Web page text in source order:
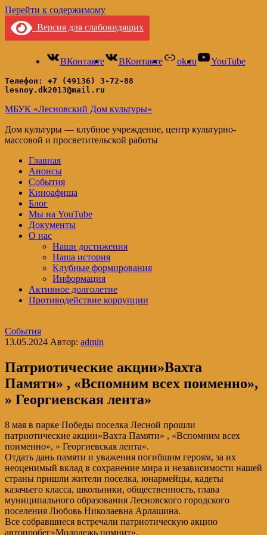
Перейти к содержимому
Версия для слабовидящих
ВКонтакте ВКонтакте ok.ru YouTube
Телефон: +7 (49136) 3-72-88
lesnoy.dk2013@mail.ru
МБУК «Лесновский Дом культуры»
Дом культуры — клубное учреждение, центр культурно-
массовой и просветительской работы
Главная
Анонсы
События
Киноафиша
Блог
Мы на YouTube
Документы
О нас
Наши достижения
Наша история
Клубные формирования
Информация
Активное долголетие
Противодействие коррупции
События
13.05.2024 Автор: admin
Патриотические акции»Вахта
Памяти» , «Вспомним всех поименно»,
» Георгиевская лента»
8 мая в парке Победы поселка Лесной прошли
патриотические акции»Вахта Памяти» , «Вспомним всех
поименно», » Георгиевская лента».
Отдать дань памяти и уважения погибшим героям, за их
неоценимый вклад в сохранение мира и независимости нашей
страны пришли жители поселка, юнармейцы, кадеты
казачьего класса, школьники, общественность, глава
муниципального образования Лесновского городского
поселения Любовь Николаевна Арлашина.
Все собравшиеся встречали патриотическую акцию
автопробег»Молодежь помнит».